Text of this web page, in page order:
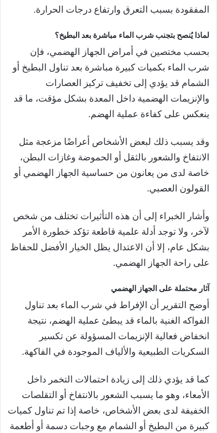
المفقودة بسبب التعرق وارتفاع درجات الحرارة.
لماذا يُنصح بتجنب شرب الماء مباشرة بعد البطيخ؟
بحسب مختصين في أمراض الجهاز الهضمي، فإن
شرب الماء بكميات كبيرة مباشرة بعد تناول البطيخ أو
الشمام قد يؤدي إلى تخفيف تركيز العصارات
والإنزيمات الهضمية داخل المعدة بشكل مؤقت، ما قد
ينعكس على كفاءة عملية الهضم.
وقد يسبب ذلك لبعض الأشخاص أعراضًا مزعجة مثل
الانتفاخ والشعور بالثقل أو الحموضة وغازات البطن،
خاصة لدى من يعانون من حساسية الجهاز الهضمي أو
القولون العصبي.
وأشار الخبراء إلى أن هذه التأثيرات تختلف من شخص
لآخر، ولا توجد أدلة علمية قاطعة تؤكد خطورة الأمر
بشكل عام، إلا أن الاعتدال يظل الخيار الأفضل للحفاظ
على راحة الجهاز الهضمي.
آثار محتملة على الجهاز الهضمي
أوضح التقرير أن الإفراط في شرب الماء بعد تناول
الفواكه الغنية بالماء قد يبطئ عملية الهضم، نتيجة
انخفاض فعالية الإنزيمات المسؤولة عن تكسير
السكريات الطبيعية والألياف الموجودة في الفاكهة.
كما قد يؤدي ذلك إلى زيادة احتمالات التخمر داخل
الأمعاء، وهو ما يسبب الشعور بالانتفاخ أو التقلصات
الخفيفة لدى بعض الأشخاص، خاصة إذا تم تناول كميات
كبيرة من البطيخ أو الشمام مع وجبات دسمة أو أطعمة